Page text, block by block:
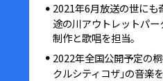
2021年6月放送の世にも
途の川アウトレットパ
制作と歌唱を担当。
2022年全国公開予定の
クルシティコザ｣の音楽